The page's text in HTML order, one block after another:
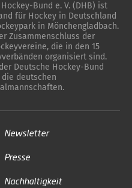
Bund e. V. (DHB) ist
für Hockey in Deutschland
in Mönchengladbach.
Zusammenschluss der
die in den 15
organisiert sind.
Deutsche Hockey-Bund
deutschen
Newsletter
Presse
Nachhaltigkeit